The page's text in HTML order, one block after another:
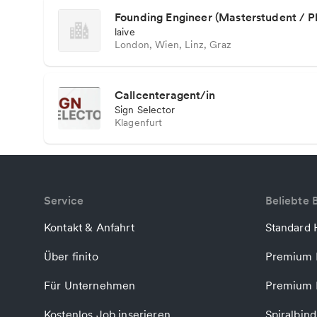
Founding Engineer (Masterstudent /
laive
London, Wien, Linz, Graz
Callcenteragent/in
Sign Selector
Klagenfurt
Service
Kontakt & Anfahrt
Über finito
Für Unternehmen
Kostenlos Job inserieren
Beliebte
Standard
Premium
Premium